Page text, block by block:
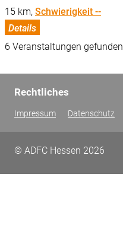
15 km, Schwierigkeit --
Details
6 Veranstaltungen gefunden
Rechtliches
Impressum Datenschutz
© ADFC Hessen 2026